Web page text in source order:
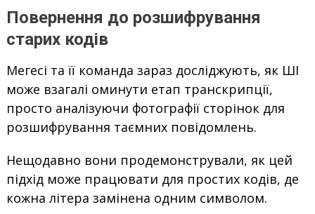
Повернення до розшифрування
старих кодів
Мегесі та її команда зараз досліджують, як ШІ
може взагалі оминути етап транскрипції,
просто аналізуючи фотографії сторінок для
розшифрування таємних повідомлень.
Нещодавно вони продемонстрували, як цей
підхід може працювати для простих кодів, де
кожна літера замінена одним символом.